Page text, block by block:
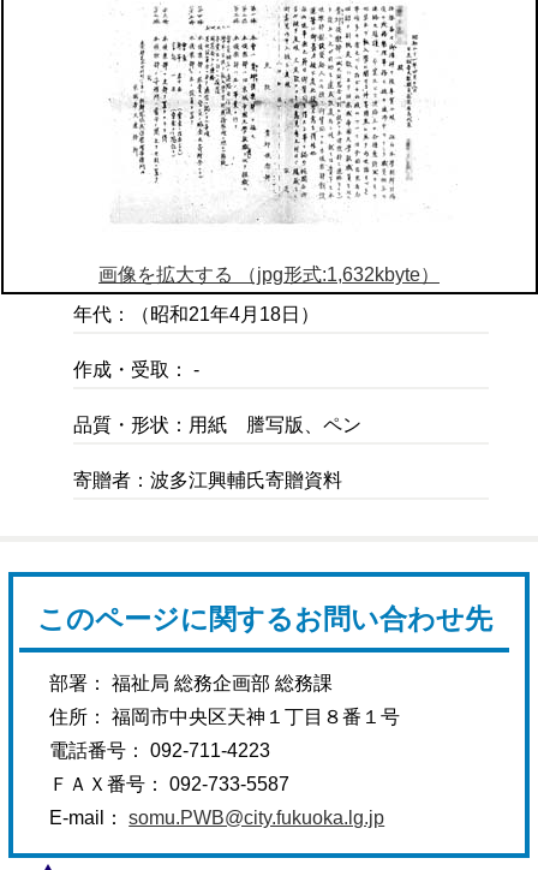
画像を拡大する （jpg形式:1,632kbyte）
年代：（昭和21年4月18日）
作成・受取： -
品質・形状：用紙 謄写版、ペン
寄贈者：波多江興輔氏寄贈資料
このページに関するお問い合わせ先
部署： 福祉局 総務企画部 総務課
住所： 福岡市中央区天神１丁目８番１号
電話番号： 092-711-4223
ＦＡＸ番号： 092-733-5587
E-mail：somu.PWB@city.fukuoka.lg.jp